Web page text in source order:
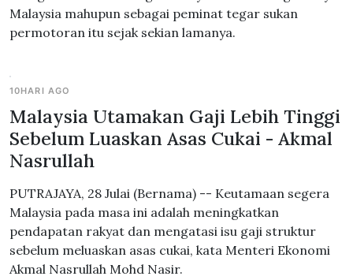
Malaysia mahupun sebagai peminat tegar sukan
permotoran itu sejak sekian lamanya.
10HARI AGO
Malaysia Utamakan Gaji Lebih Tinggi
Sebelum Luaskan Asas Cukai - Akmal
Nasrullah
PUTRAJAYA, 28 Julai (Bernama) -- Keutamaan segera
Malaysia pada masa ini adalah meningkatkan
pendapatan rakyat dan mengatasi isu gaji struktur
sebelum meluaskan asas cukai, kata Menteri Ekonomi
Akmal Nasrullah Mohd Nasir.